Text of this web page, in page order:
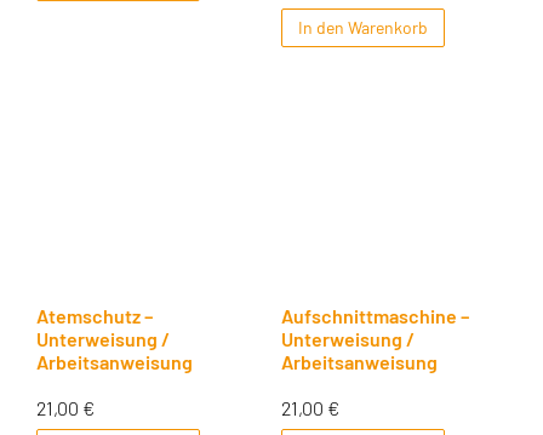
In den Warenkorb
Atemschutz –
Unterweisung /
Arbeitsanweisung
21,00 €
Aufschnittmaschine –
Unterweisung /
Arbeitsanweisung
21,00 €